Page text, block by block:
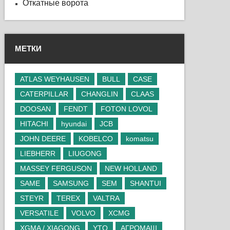
Откатные ворота
МЕТКИ
ATLAS WEYHAUSEN BULL
CASE
CATERPILLAR
CHANGLIN
CLAAS
DOOSAN
FENDT
FOTON LOVOL
HITACHI
hyundai
JCB
JOHN DEERE
KOBELCO
komatsu
LIEBHERR
LIUGONG
MASSEY FERGUSON
NEW HOLLAND
SAME
SAMSUNG SEM
SHANTUI
STEYR
TEREX
VALTRA
VERSATILE
VOLVO
XCMG
XGMA / XIAGONG
YTO АГРОМАШ